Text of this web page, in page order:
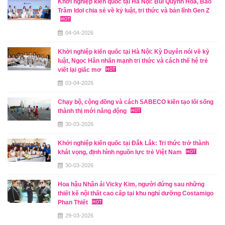
Khởi nghiệp kiến quốc tại Hà Nội: Bùi Quỳnh Hoa, Bảo
Trâm Idol chia sẻ về kỷ luật, tri thức và bản lĩnh Gen Z
04-04-2026
Khởi nghiệp kiến quốc tại Hà Nội: Kỳ Duyên nói về kỷ
luật, Ngọc Hân nhấn mạnh tri thức và cách thế hệ trẻ
viết lại giấc mơ
03-04-2026
Chạy bộ, cộng đồng và cách SABECO kiến tạo lối sống
thành thị mới năng động
30-03-2026
Khởi nghiệp kiến quốc tại Đắk Lắk: Tri thức trở thành
khát vọng, định hình nguồn lực trẻ Việt Nam
30-03-2026
Hoa hậu Nhân ái Vicky Kim, người đứng sau những
thiết kế nội thất cao cấp tại khu nghỉ dưỡng Costamigo
Phan Thiết
29-03-2026